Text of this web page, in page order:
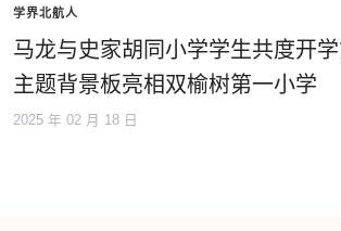
学界北航人
马龙与史家胡同小学学生共度开
主题背景板亮相双榆树第一小学
2025 年 02 月 18 日